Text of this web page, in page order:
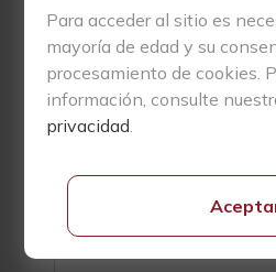
Para acceder al sitio es
mayoría de edad y su
procesamiento de cookies.
información, consulte
privacidad.
Productos